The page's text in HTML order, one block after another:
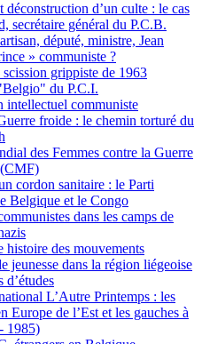
déconstruction d’un culte : le cas
secrétaire général du P.C.B.
député, ministre, Jean
» communiste ?
grippiste de 1963
du P.C.I.
intellectuel communiste
froide : le chemin torturé du
des Femmes contre la Guerre
(CMF)
cordon sanitaire : le Parti
Belgique et le Congo
dans les camps de
histoire des mouvements
jeunesse dans la région liégeoise
d’études
L’Autre Printemps : les
Europe de l’Est et les gauches à
1985)